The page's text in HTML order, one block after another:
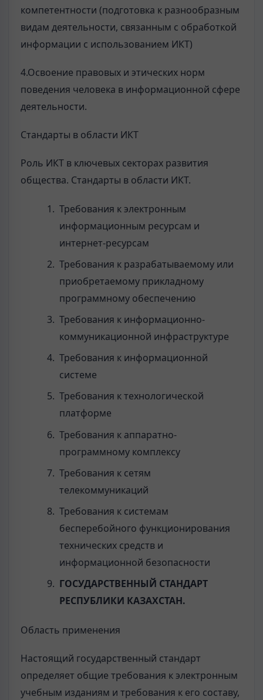
компетентности (подготовка к разнообразным
видам деятельности, связанным с обработкой
информации с использованием ИКТ)
4.Освоение правовых и этических норм
поведения человека в информационной сфере
деятельности.
Стандарты в области ИКТ
Роль ИКТ в ключевых секторах развития
общества. Стандарты в области ИКТ.
Требования к электронным
информационным ресурсам и
интернет-ресурсам
Требования к разрабатываемому или
приобретаемому прикладному
программному обеспечению
Требования к информационно-
коммуникационной инфраструктуре
Требования к информационной
системе
Требования к технологической
платформе
Требования к аппаратно-
программному комплексу
Требования к сетям
телекоммуникаций
Требования к системам
бесперебойного функционирования
технических средств и
информационной безопасности
ГОСУДАРСТВЕННЫЙ СТАНДАРТ
РЕСПУБЛИКИ КАЗАХСТАН.
Область применения
Настоящий государственный стандарт
определяет общие требования к электронным
учебным изданиям и требования к его составу,